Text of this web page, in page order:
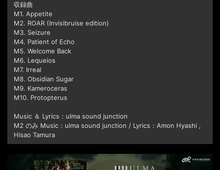
収録曲
M1. Appetite
M2. ROAR (Invisibruise edition)
M3. Seizure
M4. Patient of Echo
M5. Welcome Back
M6. Lequeios
M7. Irreal
M8. Obsidian Sugar
M9. Kameroceras
M10. Protopterus
Music ＆ Lyrics：ulma sound junction
M2 のみ Music：ulma sound junction / Lyrics：Amon Hyashi ,
Hisao Tamura